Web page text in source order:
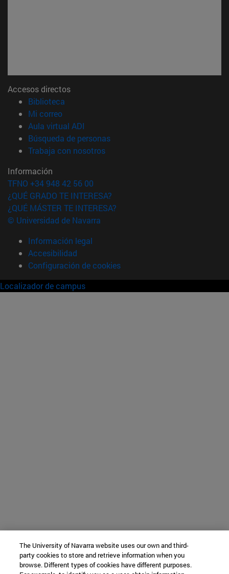
Accesos directos
Biblioteca
Mi correo(abre en nueva ventana)
Aula virtual ADI
Búsqueda de personas(abre en nueva ventana)
Trabaja con nosotros(abre en nueva ventana)
Información
TFNO +34 948 42 56 00
¿QUÉ GRADO TE INTERESA?
¿QUÉ MÁSTER TE INTERESA?
© Universidad de Navarra
Información legal
Accesibilidad
Configuración de cookies
Localizador de campus
The University of Navarra website uses our own and third-
party cookies to store and retrieve information when you
browse. Different types of cookies have different purposes.